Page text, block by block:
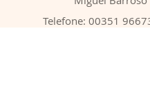
Telefone: 00351